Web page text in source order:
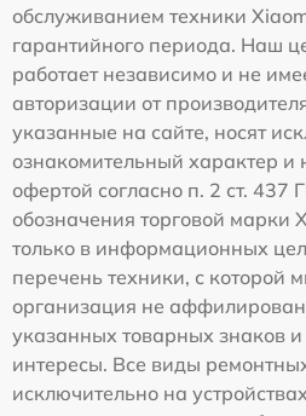
обслуживанием техники
гарантийного периода. Наш
работает независимо и не
авторизации от
указанные на сайте, носят
ознакомительный характер и
офертой согласно п. 2 ст.
обозначения торговой марки
только в информационных
перечень техники, с которой
организация не
указанных товарных знаков и
интересы. Все виды
исключительно на